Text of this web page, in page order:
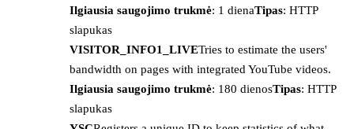
Ilgiausia saugojimo trukmė: 1 dienaTipas: HTTP
slapukas
VISITOR_INFO1_LIVETries to estimate the users'
bandwidth on pages with integrated YouTube videos.
Ilgiausia saugojimo trukmė: 180 dienosTipas: HTTP
slapukas